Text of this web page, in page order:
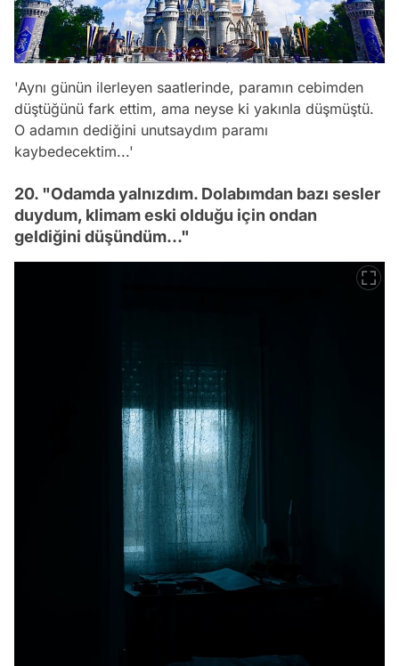
'Aynı günün ilerleyen saatlerinde, paramın cebimden
düştüğünü fark ettim, ama neyse ki yakınla düşmüştü.
O adamın dediğini unutsaydım paramı
kaybedecektim...'
20. "Odamda yalnızdım. Dolabımdan bazı sesler
duydum, klimam eski olduğu için ondan
geldiğini düşündüm..."